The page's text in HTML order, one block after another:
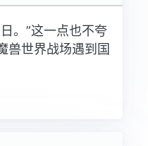
。”这一点也不夸
兽世界战场遇到国